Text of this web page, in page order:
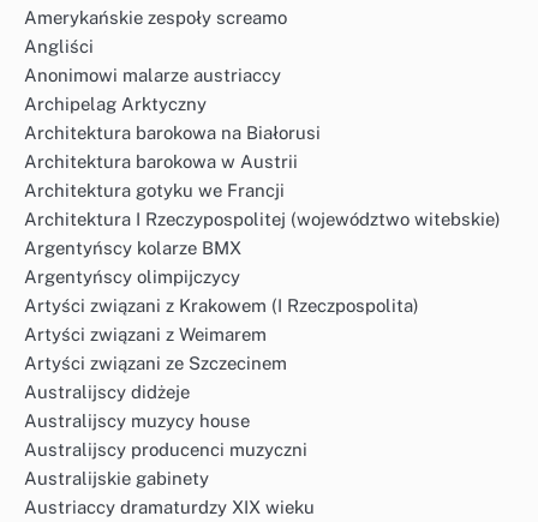
Amerykańskie zespoły screamo
Angliści
Anonimowi malarze austriaccy
Archipelag Arktyczny
Architektura barokowa na Białorusi
Architektura barokowa w Austrii
Architektura gotyku we Francji
Architektura I Rzeczypospolitej (województwo witebskie)
Argentyńscy kolarze BMX
Argentyńscy olimpijczycy
Artyści związani z Krakowem (I Rzeczpospolita)
Artyści związani z Weimarem
Artyści związani ze Szczecinem
Australijscy didżeje
Australijscy muzycy house
Australijscy producenci muzyczni
Australijskie gabinety
Austriaccy dramaturdzy XIX wieku